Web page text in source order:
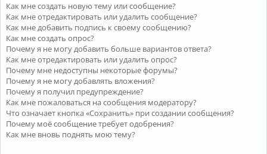
Как мне создать новую тему или сообщение?
Как мне отредактировать или удалить сообщение?
Как мне добавить подпись к своему сообщению?
Как мне создать опрос?
Почему я не могу добавить больше вариантов ответа?
Как мне отредактировать или удалить опрос?
Почему мне недоступны некоторые форумы?
Почему я не могу добавлять вложения?
Почему я получил предупреждение?
Как мне пожаловаться на сообщения модератору?
Что означает кнопка «Сохранить» при создании сообщения?
Почему моё сообщение требует одобрения?
Как мне вновь поднять мою тему?